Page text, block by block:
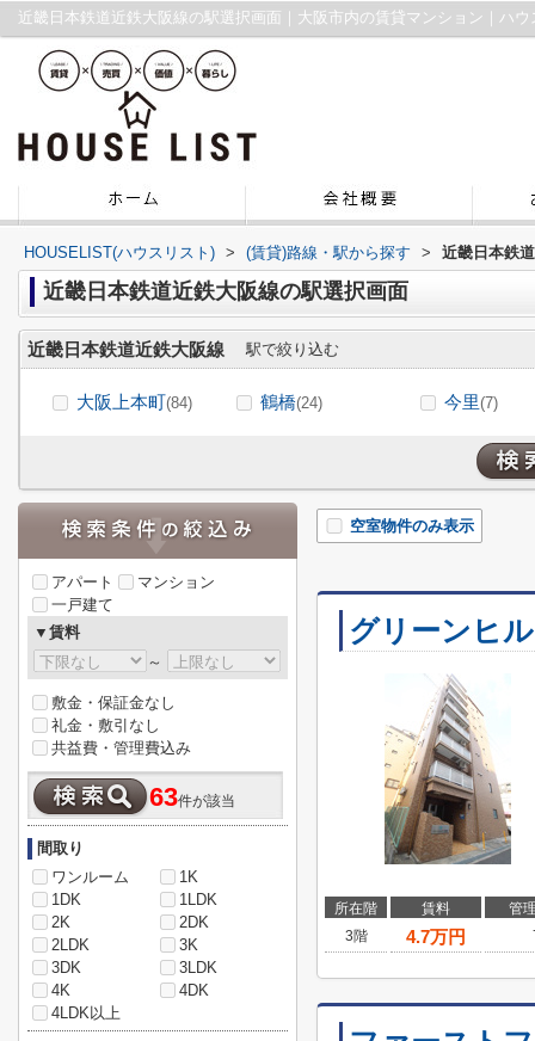
近畿日本鉄道近鉄大阪線の駅選択画面｜大阪市内の賃貸マンション｜ハウ
HOUSELIST(ハウスリスト) > (賃貸)路線・駅から探す > 近畿日本鉄
近畿日本鉄道近鉄大阪線の駅選択画面
近畿日本鉄道近鉄大阪線 駅で絞り込む
大阪上本町(84) 鶴橋(24) 今里(7)
空室物件のみ表示
グリーンヒ
所在階 賃料
管
3階
4.7万円
アパート
マンション
一戸建て
▼賃料
～
敷金・保証金なし
礼金・敷引なし
共益費・管理費込み
63件が該当
間取り
ワンルーム
1K
1DK
1LDK
2K
2DK
2LDK
3K
3DK
3LDK
4K
4DK
4LDK以上